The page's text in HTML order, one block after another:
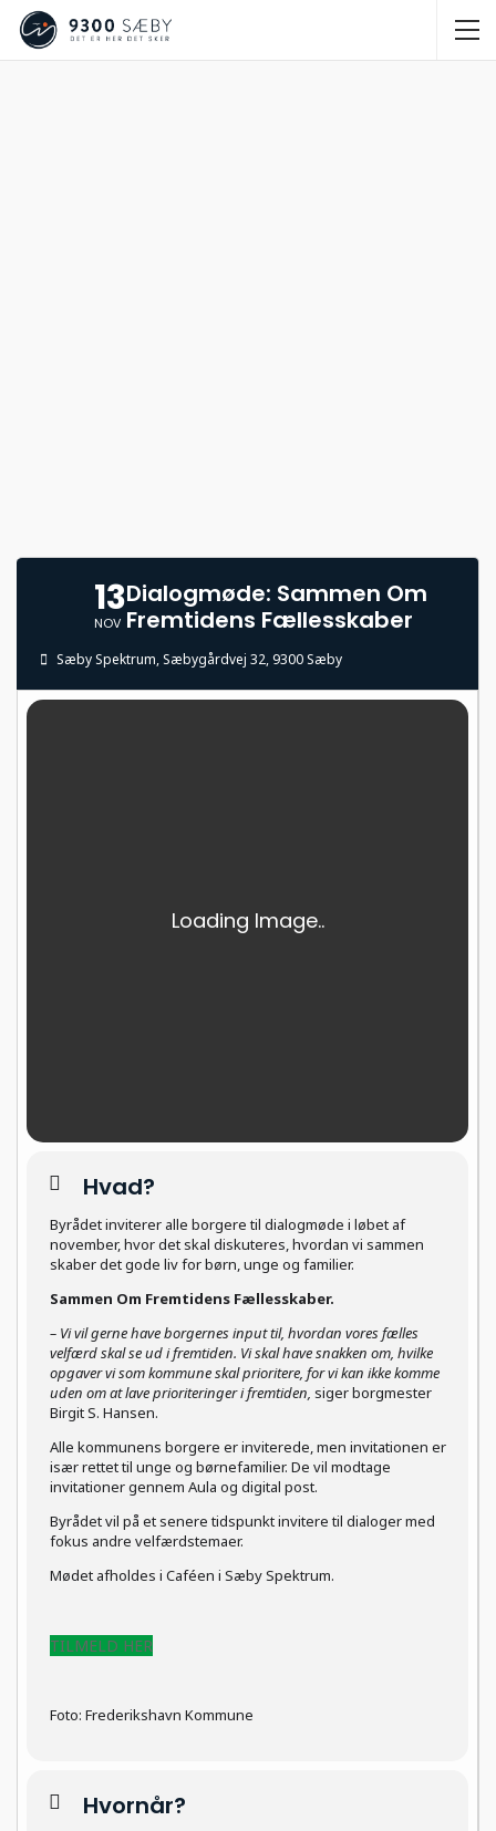
13
NOV
Dialogmøde: Sammen Om
Fremtidens Fællesskaber
Sæby Spektrum, Sæbygårdvej 32, 9300 Sæby
Hvad?
Byrådet inviterer alle borgere til dialogmøde i løbet af
november, hvor det skal diskuteres, hvordan vi sammen
skaber det gode liv for børn, unge og familier.
Sammen Om Fremtidens Fællesskaber.
– Vi vil gerne have borgernes input til, hvordan vores fælles
velfærd skal se ud i fremtiden. Vi skal have snakken om, hvilke
opgaver vi som kommune skal prioritere, for vi kan ikke komme
uden om at lave prioriteringer i fremtiden, siger borgmester
Birgit S. Hansen.
Alle kommunens borgere er inviterede, men invitationen er
især rettet til unge og børnefamilier. De vil modtage
invitationer gennem Aula og digital post.
Byrådet vil på et senere tidspunkt invitere til dialoger med
fokus andre velfærdstemaer.
Mødet afholdes i Caféen i Sæby Spektrum.
TILMELD HER
Foto: Frederikshavn Kommune
Hvornår?